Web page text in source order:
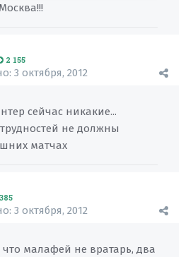
2 155
3 октября, 2012
сейчас никакие...
не должны
матчах
385
3 октября, 2012
малафей не вратарь, два